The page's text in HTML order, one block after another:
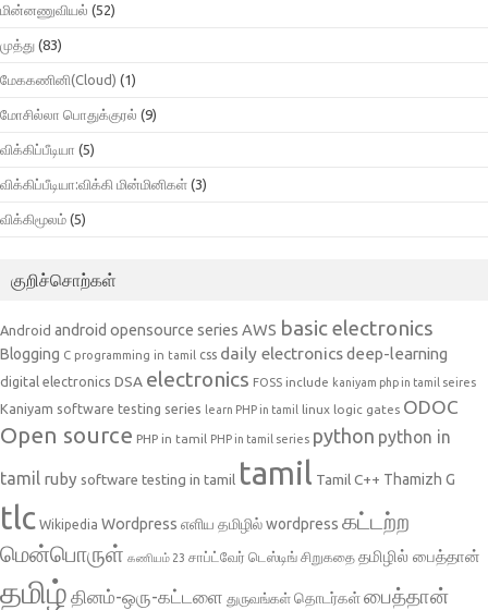
மின்னணுவியல் (52)
முத்து (83)
மேககணினி(Cloud) (1)
மோசில்லா பொதுக்குரல் (9)
விக்கிப்பீடியா (5)
விக்கிப்பீடியா:விக்கி மின்மினிகள் (3)
விக்கிமூலம் (5)
குறிச்சொற்கள்
Android android opensource series AWS basic electronics
Blogging C programming in tamil css daily electronicsdeep-learning
digital electronics DSA electronics FOSS include kaniyam php in tamil seires
Kaniyam software testing series learn PHP in tamil linux logic gates ODOC
Open source PHP in tamil PHP in tamil series python python in
tamil ruby software testing in tamil tamil Tamil C++ Thamizh G
tlc Wikipedia Wordpress எளிய தமிழில் wordpress கட்டற்ற
மென்பொருள் கணியம் 23 சாப்ட்வேர் டெஸ்டிங் சிறுகதை தமிழில் பைத்தான்
தமிழ் தினம்-ஒரு-கட்டளை துருவங்கள் தொடர்கள்பைத்தான்